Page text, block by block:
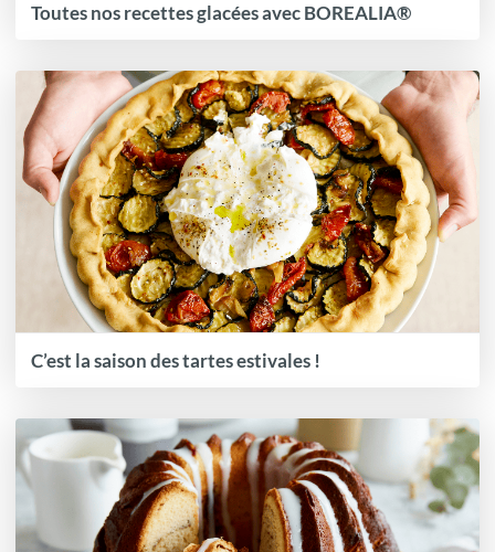
Toutes nos recettes glacées avec BOREALIA®
C’est la saison des tartes estivales !